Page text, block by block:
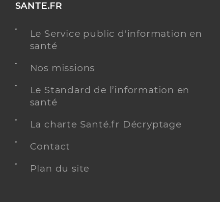
SANTE.FR
Le Service public d'information en
santé
Nos missions
Le Standard de l’information en
santé
La charte Santé.fr Décryptage
Contact
Plan du site